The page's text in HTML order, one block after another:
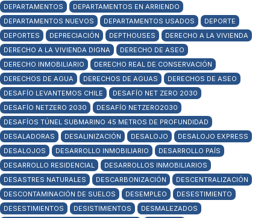
DEPARTAMENTOS
DEPARTAMENTOS EN ARRIENDO
DEPARTAMENTOS NUEVOS
DEPARTAMENTOS USADOS
DEPORTE
DEPORTES
DEPRECIACIÓN DEPTHOUSES
DERECHO A LA VIVIENDA
DERECHO A LA VIVIENDA DIGNA
DERECHO DE ASEO
DERECHO INMOBILIARIO
DERECHO REAL DE CONSERVACIÓN
DERECHOS DE AGUA
DERECHOS DE AGUAS
DERECHOS DE ASEO
DESAFÍO LEVANTEMOS CHILE
DESAFÍO NET ZERO 2030
DESAFÍO NETZERO 2030
DESAFÍO NETZERO2030
DESAFÍOS TÚNEL SUBMARINO 45 METROS DE PROFUNDIDAD
DESALADORAS
DESALINIZACIÓN DESALOJO
DESALOJO EXPRESS
DESALOJOS
DESARROLLO INMOBILIARIO
DESARROLLO PAÍS
DESARROLLO RESIDENCIAL
DESARROLLOS INMOBILIARIOS
DESASTRES NATURALES
DESCARBONIZACIÓN
DESCENTRALIZACIÓN
DESCONTAMINACIÓN DE SUELOS
DESEMPLEO
DESESTIMIENTO
DESESTIMIENTOS
DESISTIMIENTOS
DESMALEZADOS